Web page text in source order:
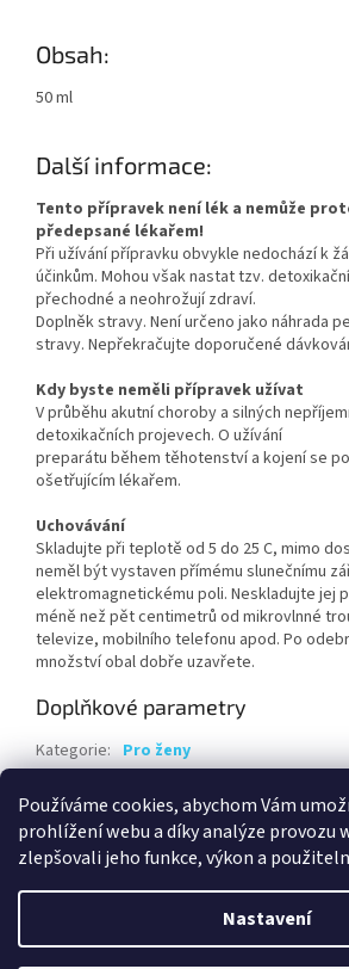
Používáme cookies, abychom Vám
prohlížení webu a díky analýze provozu
zlepšovali jeho funkce, výkon a
Nastavení
Obsah:
50 ml
Další informace:
Tento přípravek není lék a nemůže
předepsané lékařem!
Při užívání přípravku obvykle nedochází k
účinkům. Mohou však nastat tzv.
přechodné a neohrožují zdraví.
Doplněk stravy. Není určeno jako náhrada
stravy. Nepřekračujte doporučené
Kdy byste neměli přípravek užívat
V průběhu akutní choroby a silných
detoxikačních projevech. O užívání
preparátu během těhotenství a kojení se
ošetřujícím lékařem.
Uchovávání
Skladujte při teplotě od 5 do 25 C, mimo
neměl být vystaven přímému slunečnímu
elektromagnetickému poli. Neskladujte jej
méně než pět centimetrů od mikrovlnné
televize, mobilního telefonu apod. Po
množství obal dobře uzavřete.
Doplňkové parametry
Kategorie: Pro ženy
EAN: 8594041365133
Vytvořil Shoptet